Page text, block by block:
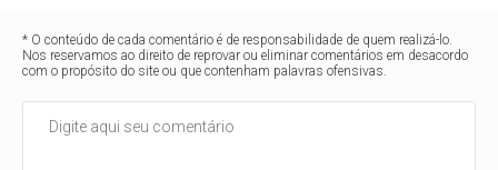
* O conteúdo de cada comentário é de responsabilidade de quem realizá-lo.
Nos reservamos ao direito de reprovar ou eliminar comentários em desacordo
com o propósito do site ou que contenham palavras ofensivas.